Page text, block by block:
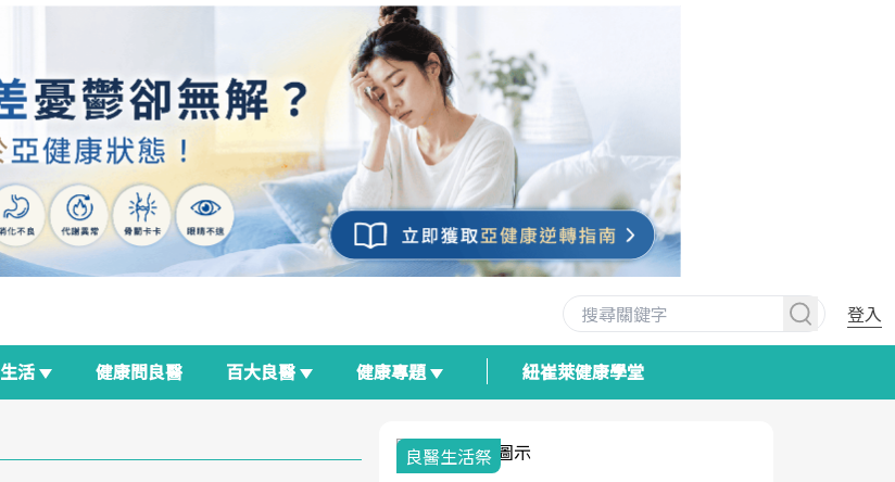
登入
生活 健康問良醫 百大良醫 健康專題 紐崔萊健康學堂
良醫生活祭 我與健康韌性的距離